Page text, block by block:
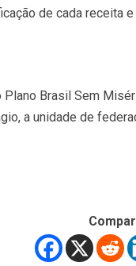
de cada receita
Plano Brasil Sem
a unidade de